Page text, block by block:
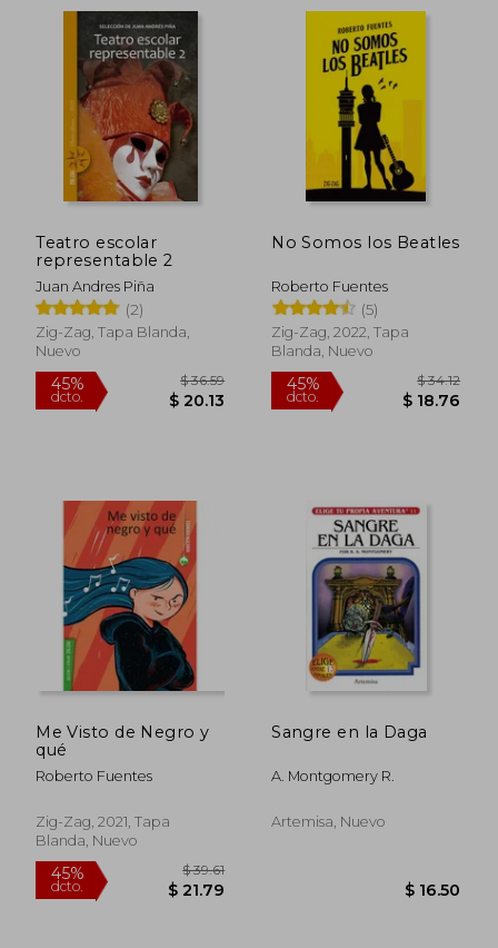
dcto. $ 20.28 dcto.
Teatro escolar
representable 2
Juan Andres Piña
(2)
Zig-Zag, Tapa Blanda,
Nuevo
No Somos los Beatles
Roberto Fuentes
(5)
Zig-Zag, 2022, Tapa
Blanda, Nuevo
Me Visto de Negro y
qué
Roberto Fuentes
Zig-Zag, 2021, Tapa
Blanda, Nuevo
Sangre en la Daga
A. Montgomery R.
Artemisa, Nuevo